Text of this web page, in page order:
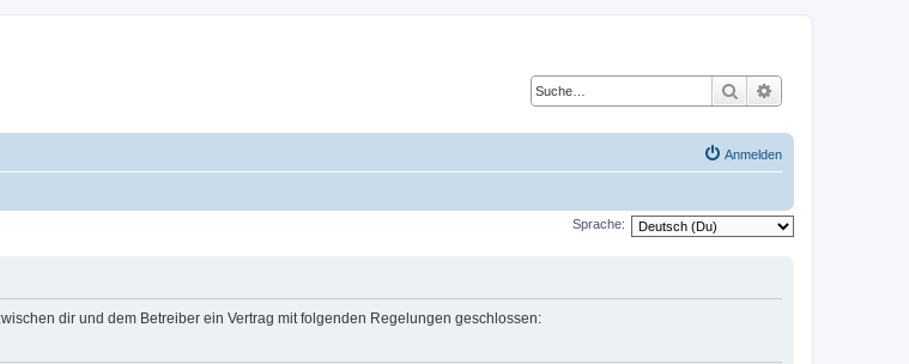
Suche
Anmelden
Sprache:
dir und dem Betreiber ein Vertrag mit folgenden Regelungen geschlossen: